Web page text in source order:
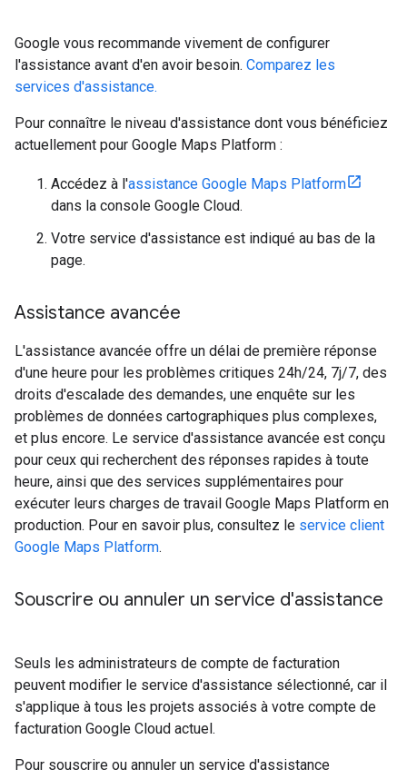
Google vous recommande vivement de configurer
l'assistance avant d'en avoir besoin. Comparez les
services d'assistance.
Pour connaître le niveau d'assistance dont vous bénéficiez
actuellement pour Google Maps Platform :
Accédez à l'assistance Google Maps Platform
dans la console Google Cloud.
Votre service d'assistance est indiqué au bas de la
page.
Assistance avancée
L'assistance avancée offre un délai de première réponse
d'une heure pour les problèmes critiques 24h/24, 7j/7, des
droits d'escalade des demandes, une enquête sur les
problèmes de données cartographiques plus complexes,
et plus encore. Le service d'assistance avancée est conçu
pour ceux qui recherchent des réponses rapides à toute
heure, ainsi que des services supplémentaires pour
exécuter leurs charges de travail Google Maps Platform en
production. Pour en savoir plus, consultez le service client
Google Maps Platform.
Souscrire ou annuler un service d'assistance
Seuls les administrateurs de compte de facturation
peuvent modifier le service d'assistance sélectionné, car il
s'applique à tous les projets associés à votre compte de
facturation Google Cloud actuel.
Pour souscrire ou annuler un service d'assistance